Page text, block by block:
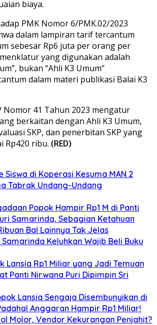
biaya.
PMK Nomor 6/PMK.02/2023
dalam lampiran tarif tercantum
sebesar Rp6 juta per orang per
yang digunakan adalah
bukan “Ahli K3 Umum”
dalam materi publikasi Balai K3
Nomor 41 Tahun 2023 mengatur
berkaitan dengan Ahli K3 Umum,
SKP, dan penerbitan SKP yang
Rp420 ribu. (RED)
Siswa di Koperasi Kesuma MAN 2
Tabrak Undang-Undang
Popok Hampir Rp1 M di Panti
Samarinda, Sebagian Ketahuan
Bal Lainnya Tak Jelas
Samarinda Keluhkan Wajib Beli Buku
Lansia Rp1 Miliar yang Jadi Temuan
Panti Nirwana Puri Dipimpin Sri
Lansia Sengaja Disembunyikan di
Anggaran Hampir Rp1 Miliar!
Molor, Vendor Kekurangan Penjahit?